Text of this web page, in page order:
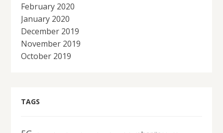
February 2020
January 2020
December 2019
November 2019
October 2019
TAGS